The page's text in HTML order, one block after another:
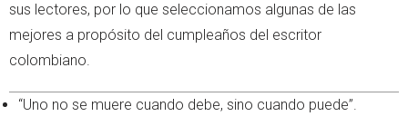
sus lectores, por lo que seleccionamos algunas de las
mejores a propósito del cumpleaños del escritor
colombiano.
“Uno no se muere cuando debe, sino cuando puede”.